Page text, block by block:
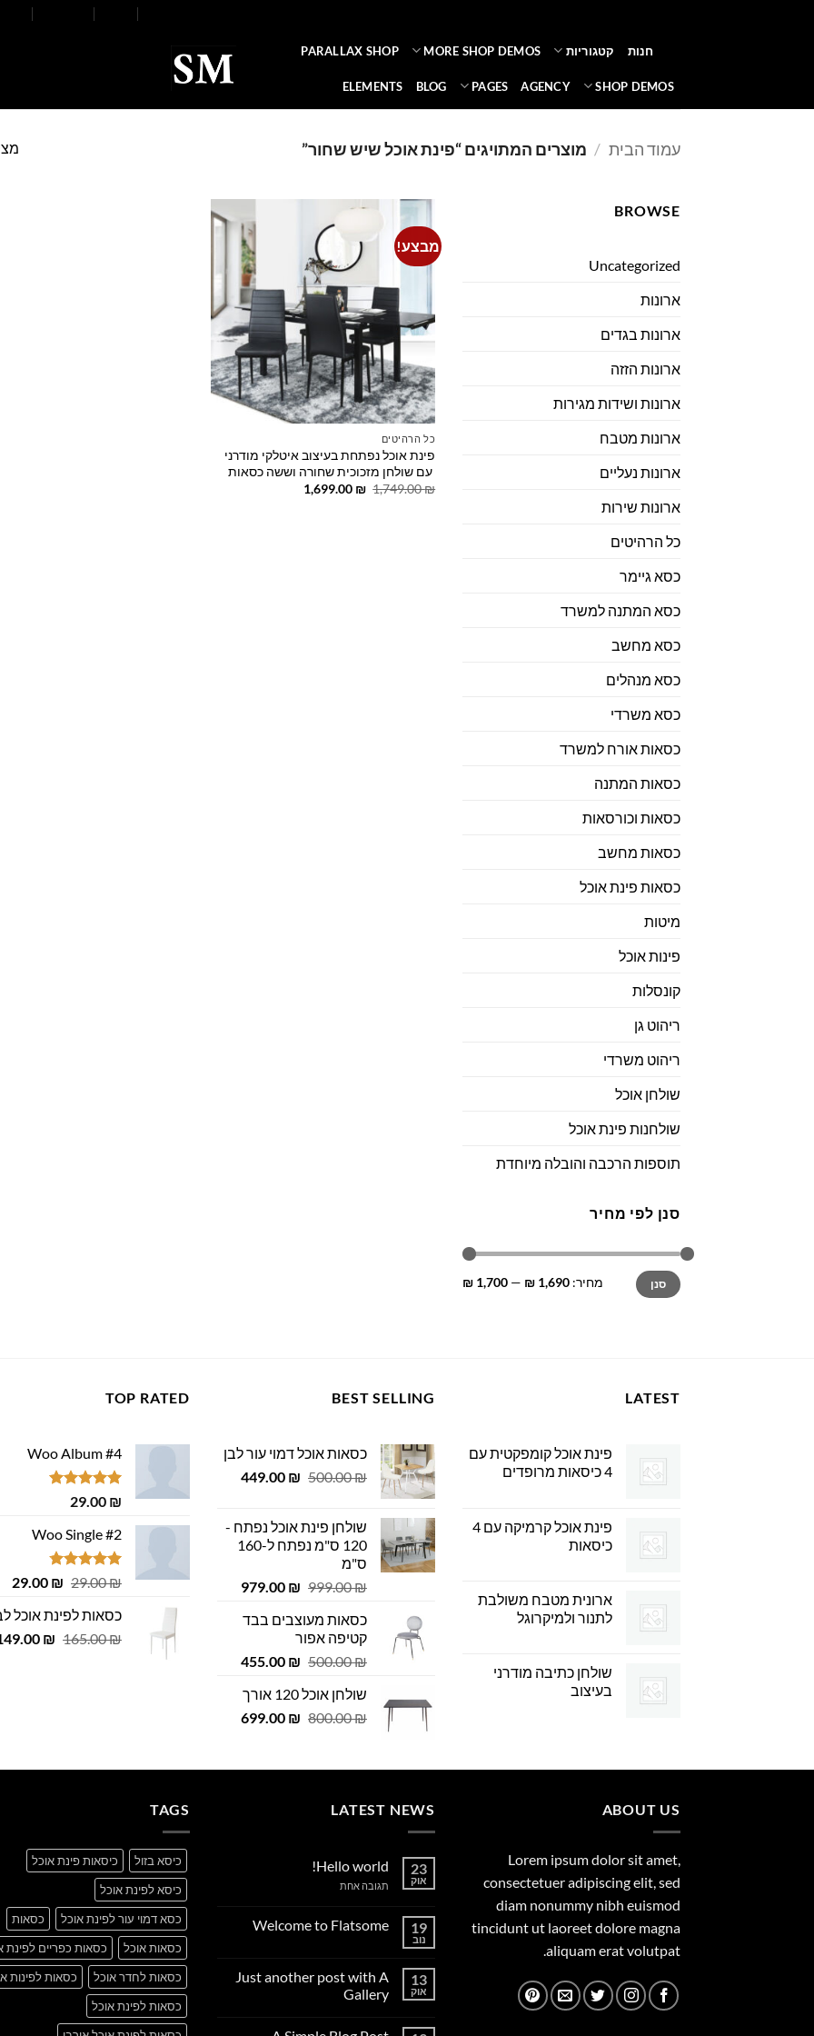
חנות קטגוריות MORE SHOP DEMOS
PARALLAX SHOP
SHOP DEMOS
AGENCY
PAGES
BLOG
ELEMENTS
עמוד הבית / מוצרים המתויגים “פינת אוכל שיש שחור”
BROWSE
Uncategorized
ארונות
ארונות בגדים
ארונות הזזה
ארונות ושידות מגירות
ארונות מטבח
ארונות נעליים
ארונות שירות
כל הרהיטים
כסא גיימר
כסא המתנה למשרד
כסא מחשב
כסא מנהלים
כסא משרדי
כסאות אורח למשרד
כסאות המתנה
כסאות וכורסאות
כסאות מחשב
כסאות פינת אוכל
מיטות
פינות אוכל
קונסלות
ריהוט גן
ריהוט משרדי
שולחן אוכל
שולחנות פינת אוכל
תוספות הרכבה והובלה מיוחדת
סנן לפי מחיר
מחיר
מינימלי
מחיר
מקסימלי
סנן מחיר: 1,690 ₪
—
1,700 ₪
מבצע!
Add to
wishlist
כל הרהיטים
פינת אוכל נפתחת בעיצוב איטלקי מודרני
עם שולחן מזכוכית שחורה וששה כסאות
1,749.00₪
המחיר
1,699.00 ₪
LATEST
פינת אוכל קומפקטית עם
4 כיסאות מרופדים
פינת אוכל קרמיקה עם 4
כיסאות
ארונית מטבח משולבת
לתנור ולמיקרוגל
שולחן כתיבה מודרני
בעיצוב
BEST SELLING
כסאות אוכל דמוי עור לבן
500.00₪
המחיר
500.00 ₪.
449.00 ₪
המחיר
449.00 ₪.שולחן פינת אוכל נפתח -
120 ס"מ נפתח ל-160
ס"מ
999.00₪
המחיר
היה:
999.00 ₪.
979.00 ₪
המחיר
כסאות מעוצבים בבד
קטיפה אפור
500.00₪
המחיר
היה:
500.00 ₪.
455.00 ₪
המחיר
455.00 ₪.
שולחן אוכל 120 אורך
800.00₪
המחיר
800.00 ₪.
699.00 ₪
המחיר
699.00 ₪.
TOP RATED
Woo Album #4
דורג5.00
29.00 ₪
Woo Single #2
דורג4.75
29.00₪
המחיר
היה:
29.00 ₪.
29.00 ₪
₪.
כסאות לפינת אוכל
165.00₪
המחיר
₪
ABOUT US
Lorem ipsum dolor sit amet,
consectetuer adipiscing elit, sed
diam nonummy nibh euismod
tincidunt ut laoreet dolore magna
aliquam erat volutpat.
LATEST NEWS
23
אוק
Hello world!
תגובה אחתעל
19
נוב
Welcome to Flatsome
Welcome
to
Flatsome
13
אוק
Just another post with A
Gallery
TAGS
כיסא בזול
כיסאות פינת אוכל
כיסא לפינת אוכל
כסא דמוי עור לפינת אוכל
כסאות
כסאות אוכל
כסאות כפריים לפינת
כסאות לחדר אוכל
כסאות לפינות
כסאות לפינת אוכל